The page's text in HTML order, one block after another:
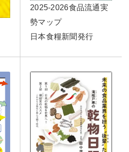
2025-2026食品流通実
勢マップ
日本食糧新聞発行